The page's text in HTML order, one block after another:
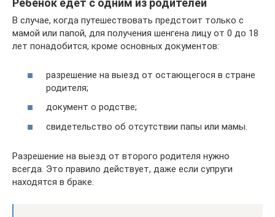
Ребенок едет с одним из родителей
В случае, когда путешествовать предстоит только с
мамой или папой, для получения шенгена лицу от 0 до 18
лет понадобится, кроме основных документов:
разрешение на выезд от остающегося в стране
родителя;
документ о родстве;
свидетельство об отсутствии папы или мамы.
Разрешение на выезд от второго родителя нужно
всегда. Это правило действует, даже если супруги
находятся в браке.